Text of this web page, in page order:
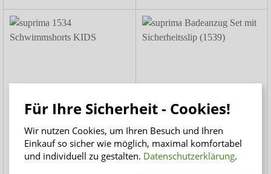
suprima 1534
Schwimmshorts KIDS
suprima Badeanzug Set
mit Sicherheitsslip (1539)
Für Ihre Sicherheit - Cookies!
Wir nutzen Cookies, um Ihren Besuch und Ihren
Einkauf so sicher wie möglich, maximal komfortabel
und individuell zu gestalten. Datenschutzerklärung.